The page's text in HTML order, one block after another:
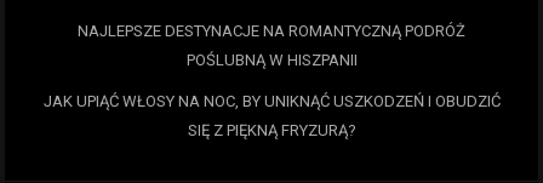
NAJLEPSZE DESTYNACJE NA ROMANTYCZNĄ PODRÓŻ
POŚLUBNĄ W HISZPANII
JAK UPIĄĆ WŁOSY NA NOC, BY UNIKNĄĆ USZKODZEŃ I OBUDZIĆ
SIĘ Z PIĘKNĄ FRYZURĄ?